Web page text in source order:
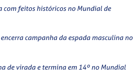
com feitos históricos no Mundial de
campanha da espada masculina no
de virada e termina em 14º no Mundial